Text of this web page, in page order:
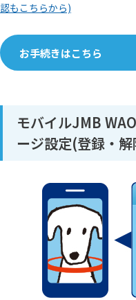
認もこちらから)
お手続きはこちら
モバイルJMB
ージ設定(登録・